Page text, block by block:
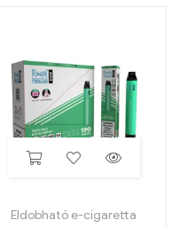
Eldobható e-cigaretta